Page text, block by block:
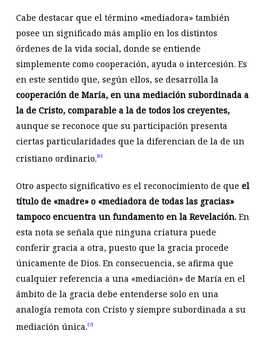
Cabe destacar que el término «mediadora» también
posee un significado más amplio en los distintos
órdenes de la vida social, donde se entiende
simplemente como cooperación, ayuda o intercesión. Es
en este sentido que, según ellos, se desarrolla la
cooperación de María, en una mediación subordinada a
la de Cristo, comparable a la de todos los creyentes,
aunque se reconoce que su participación presenta
ciertas particularidades que la diferencian de la de un
cristiano ordinario. [6]
Otro aspecto significativo es el reconocimiento de que el
título de «madre» o «mediadora de todas las gracias»
tampoco encuentra un fundamento en la Revelación.En
esta nota se señala que ninguna criatura puede
conferir gracia a otra, puesto que la gracia procede
únicamente de Dios. En consecuencia, se afirma que
cualquier referencia a una «mediación» de María en el
ámbito de la gracia debe entenderse solo en una
analogía remota con Cristo y siempre subordinada a su
mediación única. [7]